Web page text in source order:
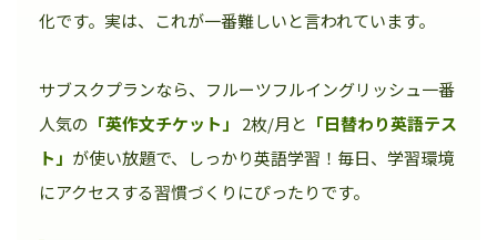
化です。実は、これが一番難しいと言われています。
サブスクプランなら、フルーツフルイングリッシュ一番
人気の 「英作文チケット」 2枚/月と 「日替わり英語テス
ト」 が使い放題で、しっかり英語学習！毎日、学習環境
にアクセスする習慣づくりにぴったりです。